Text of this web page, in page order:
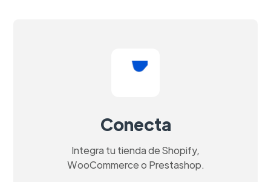
Conecta
Integra tu tienda de Shopify,
WooCommerce o Prestashop.